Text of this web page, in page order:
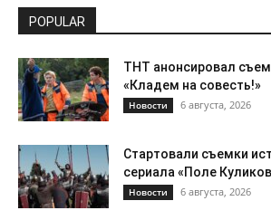
POPULAR
ТНТ анонсировал
«Кладем на совесть!»
Новости 6 августа, 2026
Стартовали съемки
сериала «Поле
Новости 6 августа, 2026